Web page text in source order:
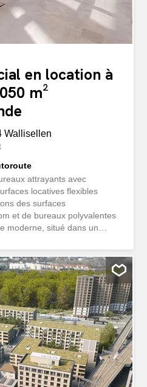
en location à
m²
Wallisellen
attrayants avec
locatives flexibles
des surfaces
et de bureaux polyvalentes
moderne, situé dans un
Inondé de lumière avec
Développé selon vos
pour l’accès à tous les
de plafond de 4.40m au 1er
m2 Un parking pour
à chaque étage Vous
les surfaces disponibles et
navigator5.beyonity.ch/?
opener=portfolio
les possibilités
ravis de vous présenter